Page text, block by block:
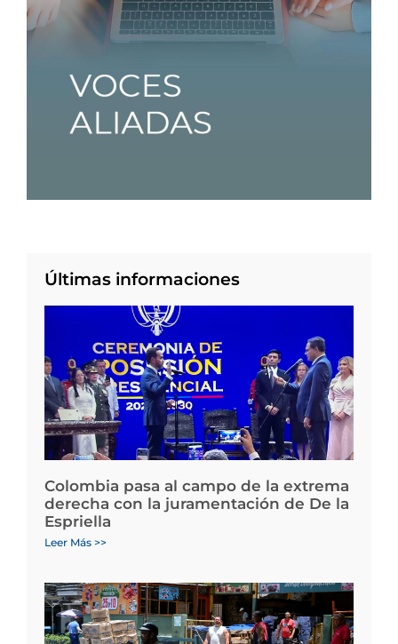
Últimas informaciones
Colombia pasa al campo de la extrema
derecha con la juramentación de De la
Espriella
Leer Más >>